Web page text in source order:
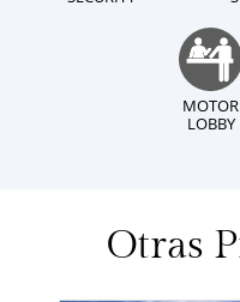
MOTOR
LOBBY
Otras